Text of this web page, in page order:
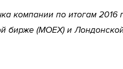
компании по итогам
бирже (MOEX) и